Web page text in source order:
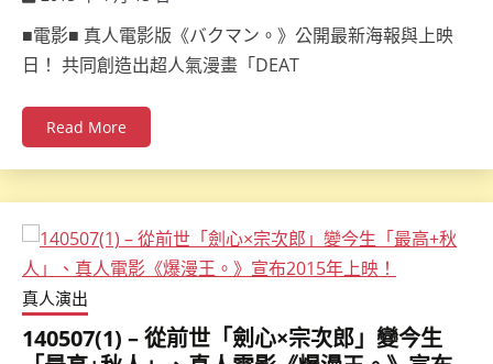
■電影■ 真人電影版《バクマン。》公開最新海報與上映
日！ 共同創造出超人氣漫畫「DEAT
Read More
真人演出
140507(1) – 從前世「劍心×宗次郎」變今生